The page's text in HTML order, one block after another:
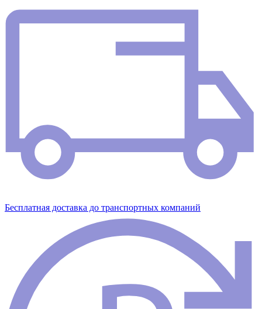
Бесплатная доставка до транспортных компаний